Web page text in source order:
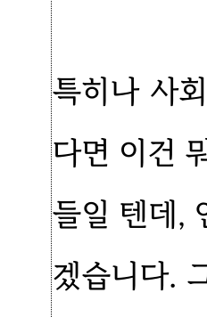
특히나 사
다면 이건
들일 텐데,
겠습니다.